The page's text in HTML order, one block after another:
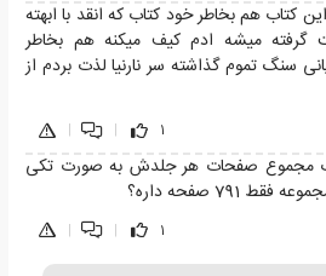
کتاب هم بخاطر خود کتاب که انقد با ابهته
میشه ادم کیف میکنه هم بخاطر
سنگ تموم گذاشته سر نارنیا لذت بردم از
1
|
|
مجموع صفحات هر جلدش به صورت تکی
1
|
|